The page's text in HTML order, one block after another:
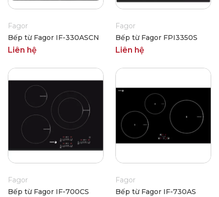
Fagor
Bếp từ Fagor IF-330ASCN
Liên hệ
Fagor
Bếp từ Fagor FPI3350S
Liên hệ
Fagor
Bếp từ Fagor IF-700CS
Fagor
Bếp từ Fagor IF-730AS